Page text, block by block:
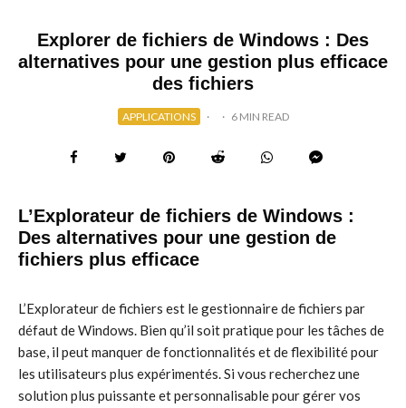
Explorer de fichiers de Windows : Des
alternatives pour une gestion plus efficace
des fichiers
APPLICATIONS · · 6 MIN READ
L’Explorateur de fichiers de Windows :
Des alternatives pour une gestion de
fichiers plus efficace
L’Explorateur de fichiers est le gestionnaire de fichiers par
défaut de Windows. Bien qu’il soit pratique pour les tâches de
base, il peut manquer de fonctionnalités et de flexibilité pour
les utilisateurs plus expérimentés. Si vous recherchez une
solution plus puissante et personnalisable pour gérer vos